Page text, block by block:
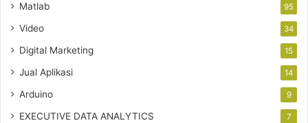
Matlab 95
Video 34
Digital Marketing 15
Jual Aplikasi 14
Arduino 9
EXECUTIVE DATA ANALYTICS 7